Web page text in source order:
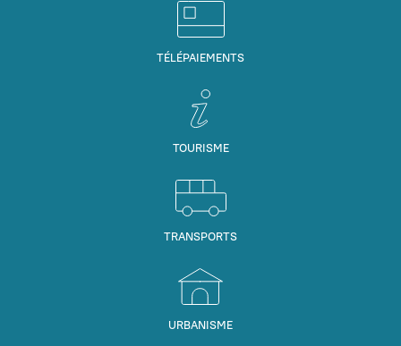
TÉLÉPAIEMENTS
TOURISME
TRANSPORTS
URBANISME